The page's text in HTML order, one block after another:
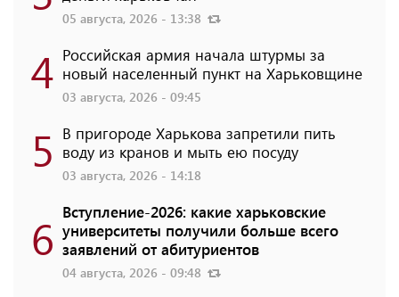
05 августа, 2026 - 13:38
4 Российская армия начала штурмы за
новый населенный пункт на Харьковщине
03 августа, 2026 - 09:45
5 В пригороде Харькова запретили пить
воду из кранов и мыть ею посуду
03 августа, 2026 - 14:18
6 Вступление-2026: какие харьковские
университеты получили больше всего
заявлений от абитуриентов
04 августа, 2026 - 09:48